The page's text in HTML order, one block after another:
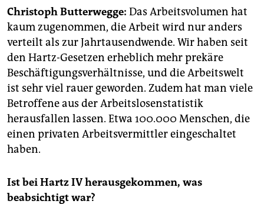
Christoph Butterwegge: Das Arbeitsvolumen hat
kaum zugenommen, die Arbeit wird nur anders
verteilt als zur Jahrtausendwende. Wir haben seit
den Hartz-Gesetzen erheblich mehr prekäre
Beschäftigungsverhältnisse, und die Arbeitswelt
ist sehr viel rauer geworden. Zudem hat man viele
Betroffene aus der Arbeitslosenstatistik
herausfallen lassen. Etwa 100.000 Menschen, die
einen privaten Arbeitsvermittler eingeschaltet
haben.
Ist bei Hartz IV herausgekommen, was
beabsichtigt war?